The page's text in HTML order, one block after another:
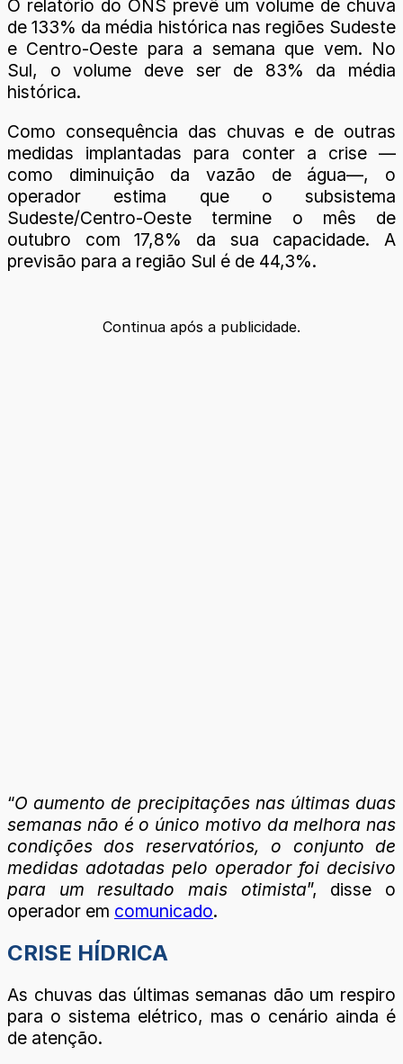
O relatório do ONS prevê um volume de chuva
de 133% da média histórica nas regiões Sudeste
e Centro-Oeste para a semana que vem. No
Sul, o volume deve ser de 83% da média
histórica.
Como consequência das chuvas e de outras
medidas implantadas para conter a crise —
como diminuição da vazão de água—, o
operador estima que o subsistema
Sudeste/Centro-Oeste termine o mês de
outubro com 17,8% da sua capacidade. A
previsão para a região Sul é de 44,3%.
Continua após a publicidade.
“O aumento de precipitações nas últimas duas
semanas não é o único motivo da melhora nas
condições dos reservatórios, o conjunto de
medidas adotadas pelo operador foi decisivo
para um resultado mais otimista”, disse o
operador em comunicado.
CRISE HÍDRICA
As chuvas das últimas semanas dão um respiro
para o sistema elétrico, mas o cenário ainda é
de atenção.